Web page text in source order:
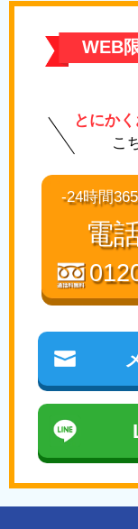
WEB
とにか
こ
-24時間
電